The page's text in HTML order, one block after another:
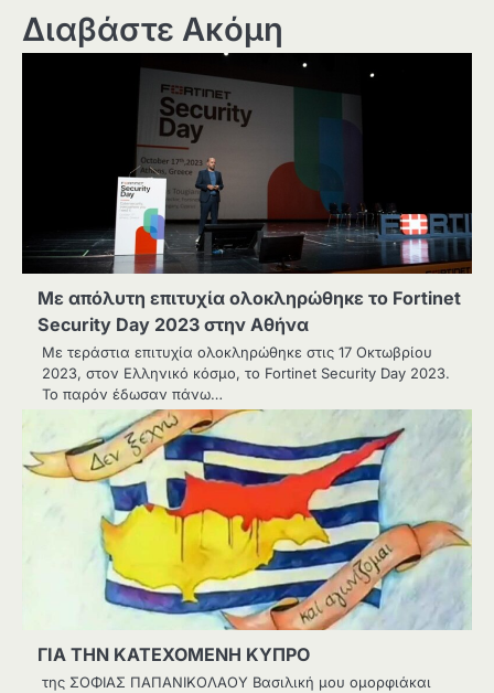
Διαβάστε Ακόμη
Με απόλυτη επιτυχία ολοκληρώθηκε το Fortinet
Security Day 2023 στην Αθήνα
Με τεράστια επιτυχία ολοκληρώθηκε στις 17 Οκτωβρίου
2023, στον Ελληνικό κόσμο, το Fortinet Security Day 2023.
Το παρόν έδωσαν πάνω…
ΓΙΑ ΤΗΝ ΚΑΤΕΧΟΜΕΝΗ ΚΥΠΡΟ
της ΣΟΦΙΑΣ ΠΑΠΑΝΙΚΟΛΑΟΥ Βασιλική μου ομορφιάκαι